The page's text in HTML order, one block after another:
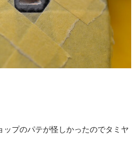
ップのパテが怪しかったのでタミヤ